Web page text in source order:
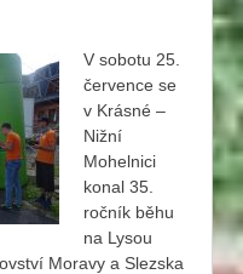
V sobotu 25.
července se
v Krásné –
Nižní
Mohelnici
konal 35.
ročník běhu
na Lysou
Moravy a Slezska